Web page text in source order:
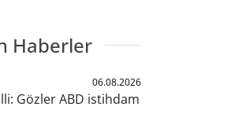
Haberler
06.08.2026
Gözler ABD istihdam